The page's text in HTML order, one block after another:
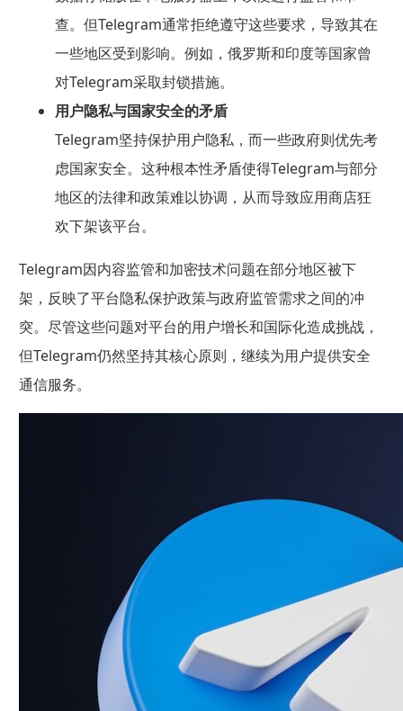
查。但Telegram通常拒绝遵守这些要求，导致其在
一些地区受到影响。例如，俄罗斯和印度等国家曾
对Telegram采取封锁措施。
用户隐私与国家安全的矛盾
Telegram坚持保护用户隐私，而一些政府则优先考
虑国家安全。这种根本性矛盾使得Telegram与部分
地区的法律和政策难以协调，从而导致应用商店狂
欢下架该平台。
Telegram因内容监管和加密技术问题在部分地区被下
架，反映了平台隐私保护政策与政府监管需求之间的冲
突。尽管这些问题对平台的用户增长和国际化造成挑战，
但Telegram仍然坚持其核心原则，继续为用户提供安全
通信服务。